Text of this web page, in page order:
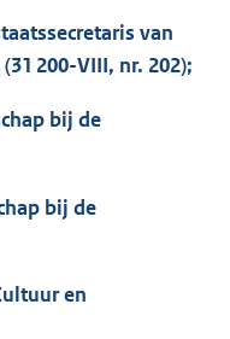
van
200-VIII, nr. 202);
bij de
bij de
en